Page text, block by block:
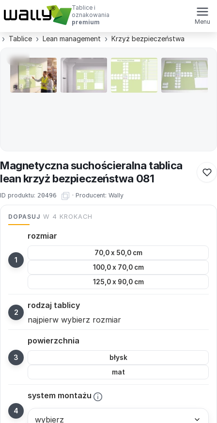
Tablice i
oznakowania
premium
Menu
Tablice Lean management Krzyż bezpieczeństwa
Magnetyczna suchościeralna tablica
lean krzyż bezpieczeństwa 081
ID produktu: 20496 · Producent: Wally
DOPASUJ W 4 KROKACH
rozmiar
70,0 x 50,0 cm
100,0 x 70,0 cm
125,0 x 90,0 cm
rodzaj tablicy
najpierw wybierz rozmiar
powierzchnia
błysk
mat
system montażu